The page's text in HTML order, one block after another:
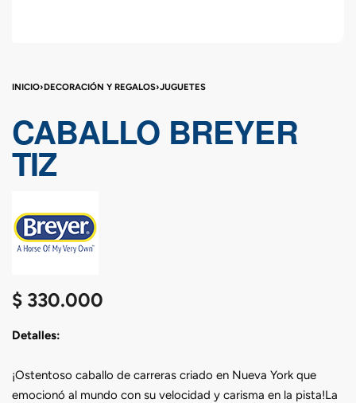
INICIO›DECORACIÓN Y REGALOS›JUGUETES
CABALLO BREYER
TIZ
$ 330.000
Detalles:
¡Ostentoso caballo de carreras criado en Nueva York que
emocionó al mundo con su velocidad y carisma en la pista!La